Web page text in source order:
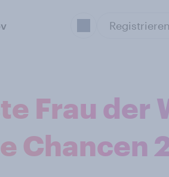
Registrieren
Frau der
Chancen